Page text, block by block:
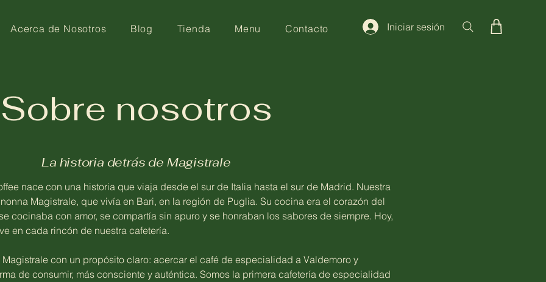
Iniciar sesión
Acerca de Nosotros Blog Tienda Menu Contacto
Sobre nosotros
La historia detrás de Magistrale
nace con una historia que viaja desde el sur de Italia hasta el sur de Madrid. Nuestra
Magistrale, que vivía en Bari, en la región de Puglia. Su cocina era el corazón del
cocinaba con amor, se compartía sin apuro y se honraban los sabores de siempre. Hoy,
en cada rincón de nuestra cafetería.
con un propósito claro: acercar el café de especialidad a Valdemoro y
de consumir, más consciente y auténtica. Somos la primera cafetería de especialidad